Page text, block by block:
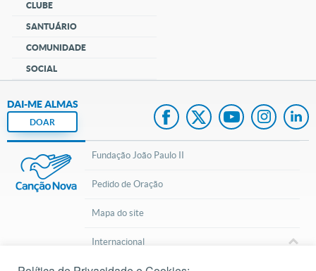
CLUBE
SANTUÁRIO
COMUNIDADE
SOCIAL
DAI-ME ALMAS
DOAR
Fundação João Paulo II
Pedido de Oração
Mapa do site
Internacional